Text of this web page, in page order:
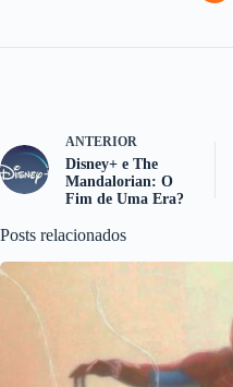
ANTERIOR
Disney+ e The
Mandalorian: O
Fim de Uma Era?
Posts relacionados